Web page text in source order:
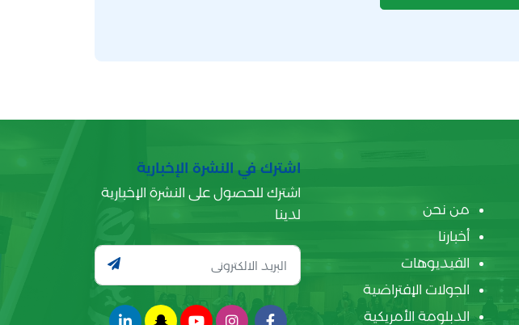
من نحن
أخبارنا
الفيديوهات
الجولات الإفتراضية
الدبلومة الأمريكية
اشترك في النشرة الإخبارية
اشترك للحصول على النشرة الإخبارية
لدينا